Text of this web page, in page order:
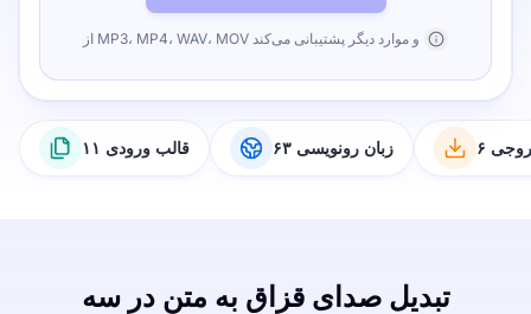
از MP3، MP4، WAV، MOV و موارد دیگر پشتیبانی می‌کند
۱۱ قالب ورودی ۶۳ زبان رونویسی
تبدیل صدای قزاق به متن در سه